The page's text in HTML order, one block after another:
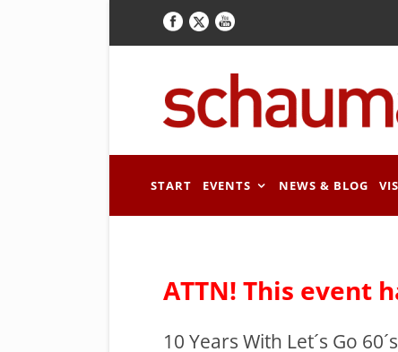
START EVENTS NEWS & BLOG
ATTN! This event
10 Years With Let´s Go 60´s